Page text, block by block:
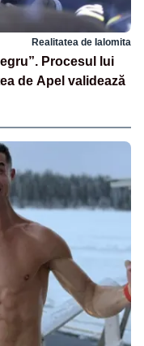
Realitatea de Ialomita
Procesul lui
de Apel validează